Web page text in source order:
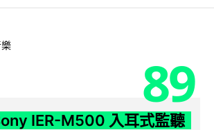
89
IER-M500 入耳式監聽